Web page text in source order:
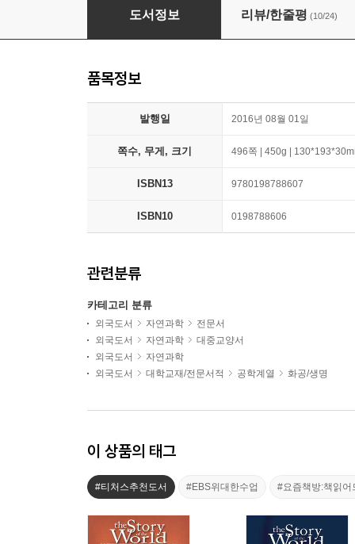
The Selfish Gene: 40th Anniversary Edition
도서정보 리뷰/한줄평 (10/24)
품목정보
발행일 2016년 08월 01일
쪽수, 무게, 크기 496쪽 | 450g |
ISBN13 9780198788607
ISBN10 0198788606
관련분류
카테고리 분류
외국도서 자연과학
전문서
외국도서
자연과학
대중교양서
외국도서
자연과학
외국도서
대학교재/전문서적 공학계열 화공/생명
이 상품의 태그
#티처스추천도서 #EBS위대한수업 #요즘책방:책읽어